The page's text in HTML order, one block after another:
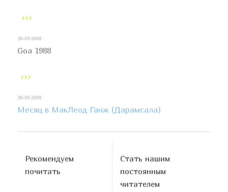
28-05-2008
Goa 1988
28-05-2008
Месяц в МакЛеод Ганж (Дарамсала)
Рекомендуем
почитать
Стать нашим
постоянным
читателем